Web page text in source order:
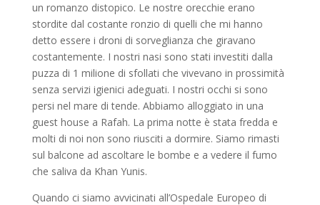
un romanzo distopico. Le nostre orecchie erano
stordite dal costante ronzio di quelli che mi hanno
detto essere i droni di sorveglianza che giravano
costantemente. I nostri nasi sono stati investiti dalla
puzza di 1 milione di sfollati che vivevano in prossimità
senza servizi igienici adeguati. I nostri occhi si sono
persi nel mare di tende. Abbiamo alloggiato in una
guest house a Rafah. La prima notte è stata fredda e
molti di noi non sono riusciti a dormire. Siamo rimasti
sul balcone ad ascoltare le bombe e a vedere il fumo
che saliva da Khan Yunis.
Quando ci siamo avvicinati all’Ospedale Europeo di